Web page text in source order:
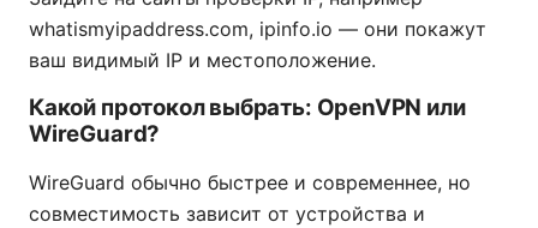
whatismyipaddress.com, ipinfo.io — они покажут
ваш видимый IP и местоположение.
Какой протокол выбрать: OpenVPN или
WireGuard?
WireGuard обычно быстрее и современнее, но
совместимость зависит от устройства и